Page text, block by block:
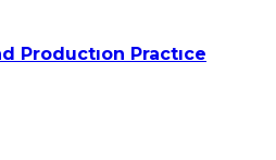
Productıon Practıce